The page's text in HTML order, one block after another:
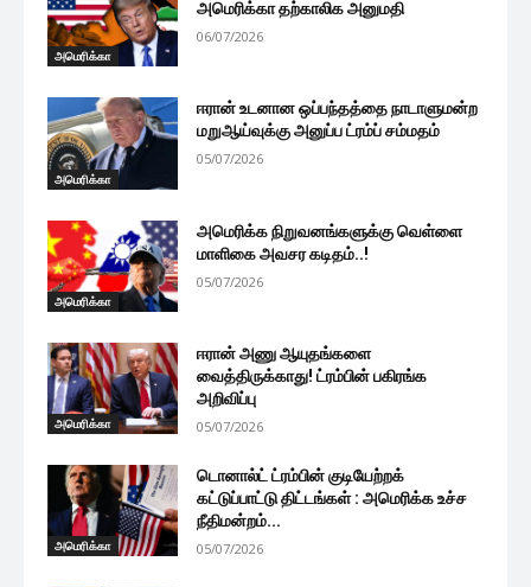
அமெரிக்கா
அமெரிக்கா தற்காலிக அனுமதி
06/07/2026
அமெரிக்கா
ஈரான் உடனான ஒப்பந்தத்தை நாடாளுமன்ற
மறுஆய்வுக்கு அனுப்ப ட்ரம்ப் சம்மதம்
05/07/2026
அமெரிக்கா
அமெரிக்க நிறுவனங்களுக்கு வெள்ளை
மாளிகை அவசர கடிதம்..!
05/07/2026
அமெரிக்கா
ஈரான் அணு ஆயுதங்களை
வைத்திருக்காது! ட்ரம்பின் பகிரங்க
அறிவிப்பு
05/07/2026
அமெரிக்கா
டொனால்ட் ட்ரம்பின் குடியேற்றக்
கட்டுப்பாட்டு திட்டங்கள் : அமெரிக்க உச்ச
நீதிமன்றம்...
05/07/2026